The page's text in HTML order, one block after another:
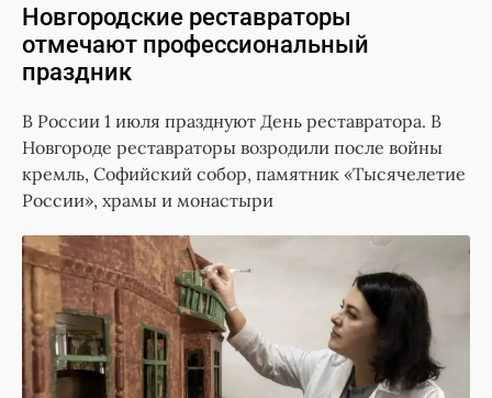
Новгородские реставраторы
отмечают профессиональный
праздник
В России 1 июля празднуют День реставратора. В
Новгороде реставраторы возродили после войны
кремль, Софийский собор, памятник «Тысячелетие
России», храмы и монастыри